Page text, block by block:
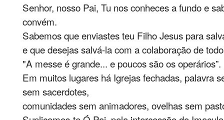
Senhor, nosso Pai, Tu nos conheces a fundo e
convém.
Sabemos que enviastes teu Filho Jesus para
e que desejas salvá-la com a colaboração de
"A messe é grande... e poucos são os operários”.
Em muitos lugares há Igrejas fechadas, palavra
sem sacerdotes,
comunidades sem animadores, ovelhas sem